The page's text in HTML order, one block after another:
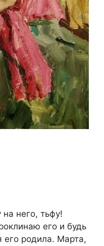
него, тьфу!
его и будь
его родила. Марта,